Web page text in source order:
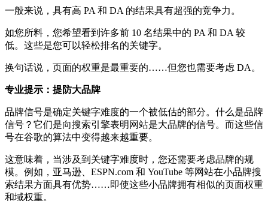
一般来说，具有高 PA 和 DA 的结果具有超强的竞争力。
如您所料，您希望看到许多前 10 名结果中的 PA 和 DA 较
低。这些是您可以轻松排名的关键字。
换句话说，页面的权重是最重要的……但您也需要考虑 DA。
专业提示：提防大品牌
品牌信号是确定关键字难度的一个被低估的部分。什么是品牌
信号？它们是向搜索引擎表明网站是大品牌的信号。而这些信
号在谷歌的算法中变得越来越重要。
这意味着，当涉及到关键字难度时，您还需要考虑品牌的规
模。例如，亚马逊、ESPN.com 和 YouTube 等网站在小品牌搜
索结果方面具有优势……即使这些小品牌拥有相似的页面权重
和域权重。